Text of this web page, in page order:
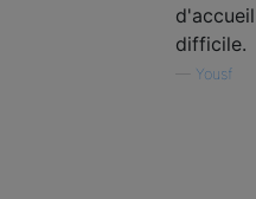
difficile.
Yousf